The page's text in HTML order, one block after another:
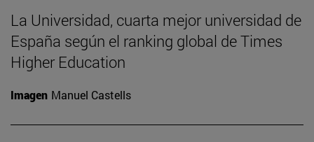
La Universidad, cuarta mejor universidad de
España según el ranking global de Times
Higher Education
Imagen Manuel Castells